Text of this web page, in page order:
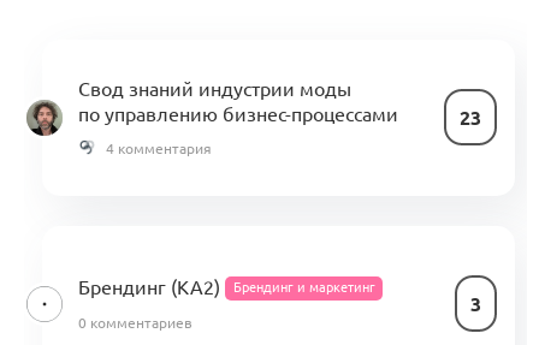
Свод знаний индустрии моды
по управлению бизнес-процессами
23
4 комментария
Брендинг (КА2) Брендинг и маркетинг
3
0 комментариев